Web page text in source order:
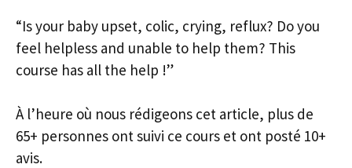
“Is your baby upset, colic, crying, reflux? Do you
feel helpless and unable to help them? This
course has all the help !”
À l’heure où nous rédigeons cet article, plus de
65+ personnes ont suivi ce cours et ont posté 10+
avis.